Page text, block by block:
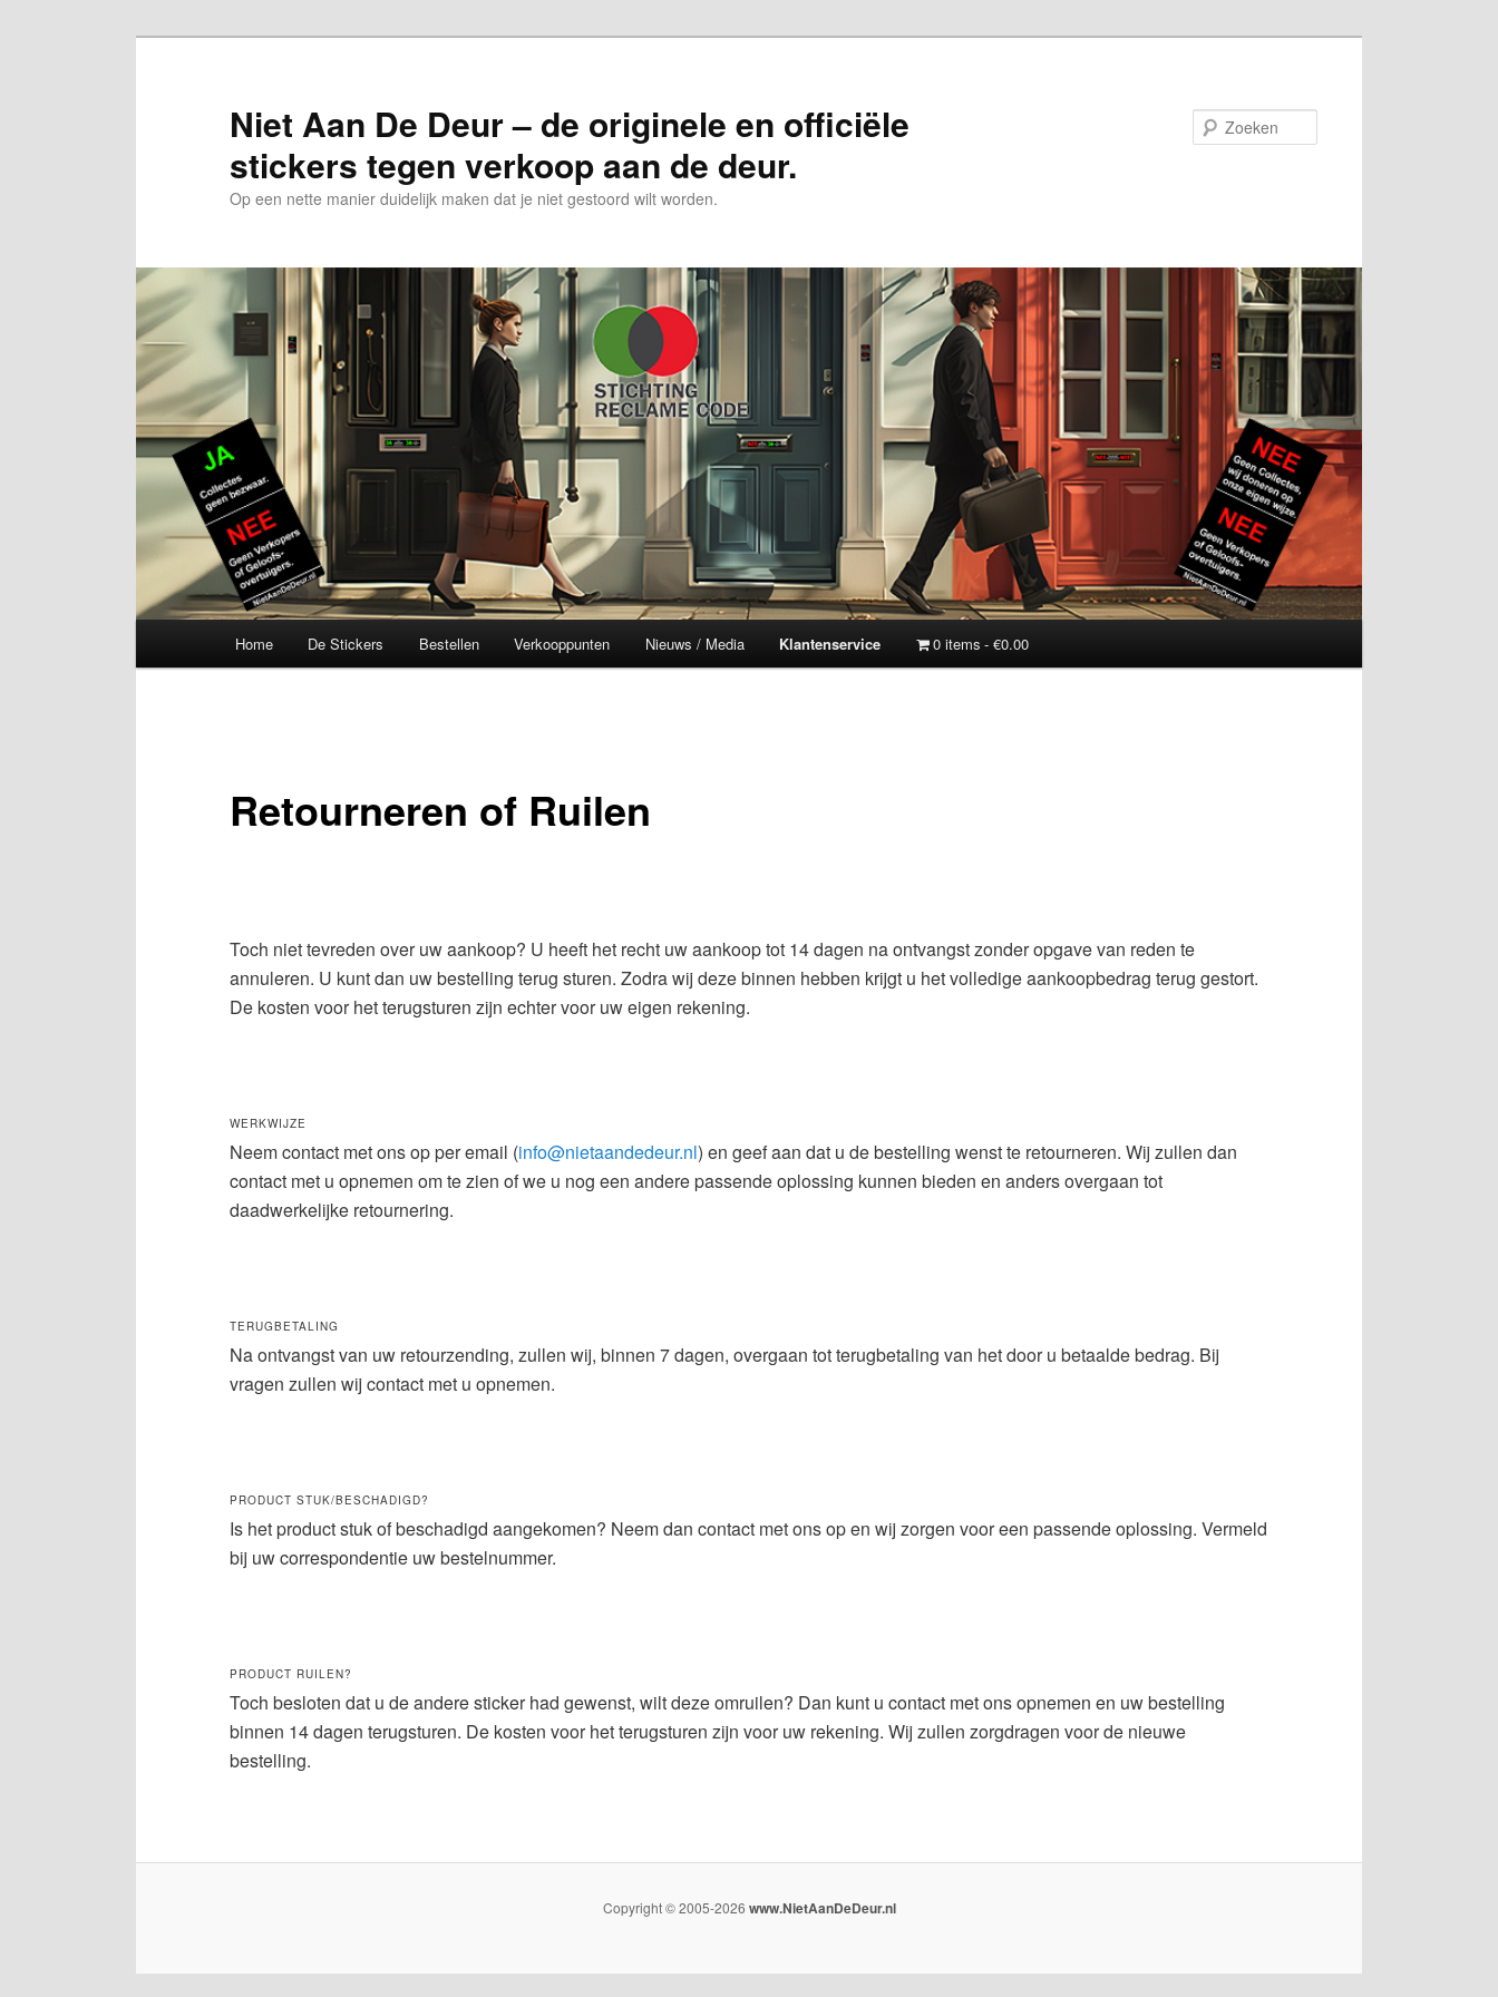
Niet Aan De Deur – de originele en officiële
stickers tegen verkoop aan de deur.
Op een nette manier duidelijk maken dat je niet gestoord wilt worden.
Home De Stickers Bestellen Verkooppunten Nieuws / Media Klantenservice 0 items €0.00
Retourneren of Ruilen
Toch niet tevreden over uw aankoop? U heeft het recht uw aankoop tot 14 dagen na ontvangst zonder opgave van reden te
annuleren. U kunt dan uw bestelling terug sturen. Zodra wij deze binnen hebben krijgt u het volledige aankoopbedrag terug gestort.
De kosten voor het terugsturen zijn echter voor uw eigen rekening.
WERKWIJZE
Neem contact met ons op per email (info@nietaandedeur.nl) en geef aan dat u de bestelling wenst te retourneren. Wij zullen dan
contact met u opnemen om te zien of we u nog een andere passende oplossing kunnen bieden en anders overgaan tot
daadwerkelijke retournering.
TERUGBETALING
Na ontvangst van uw retourzending, zullen wij, binnen 7 dagen, overgaan tot terugbetaling van het door u betaalde bedrag. Bij
vragen zullen wij contact met u opnemen.
PRODUCT STUK/BESCHADIGD?
Is het product stuk of beschadigd aangekomen? Neem dan contact met ons op en wij zorgen voor een passende oplossing. Vermeld
bij uw correspondentie uw bestelnummer.
PRODUCT RUILEN?
Toch besloten dat u de andere sticker had gewenst, wilt deze omruilen? Dan kunt u contact met ons opnemen en uw bestelling
binnen 14 dagen terugsturen. De kosten voor het terugsturen zijn voor uw rekening. Wij zullen zorgdragen voor de nieuwe
bestelling.
Copyright © 2005-2026 www.NietAanDeDeur.nl